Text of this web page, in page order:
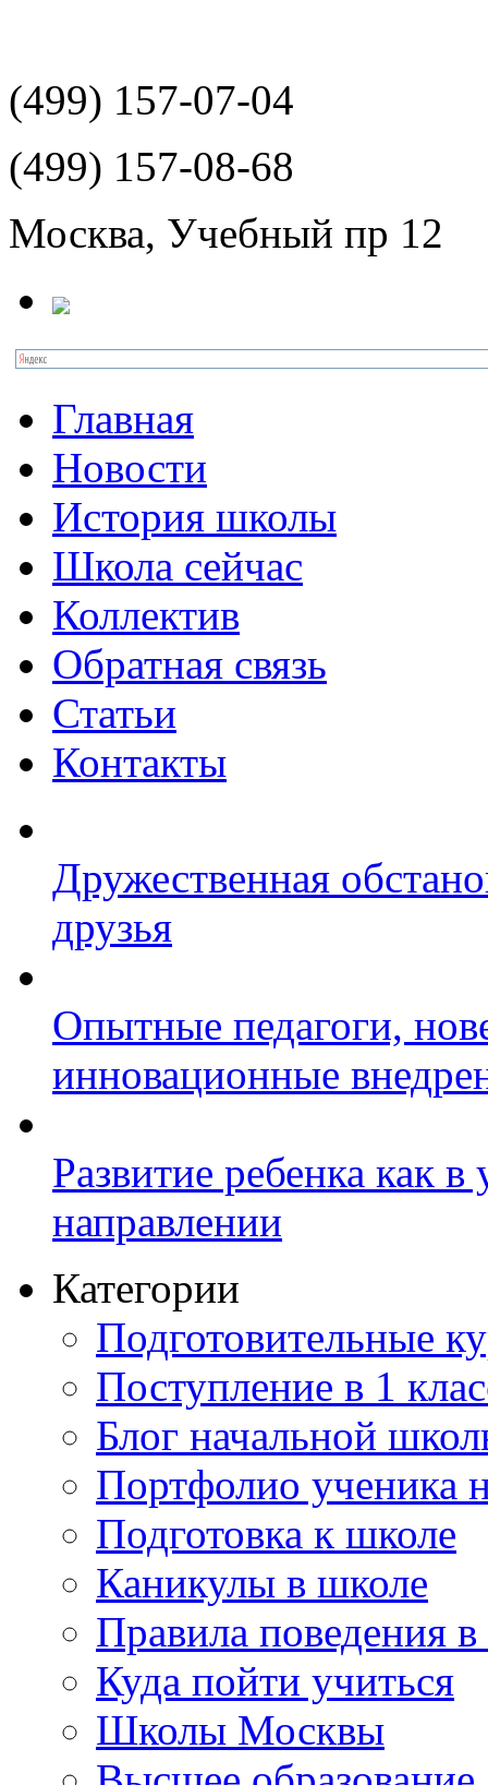
(499) 157-07-04
(499) 157-08-68
Москва, Учебный пр 12
Главная
Новости
История школы
Школа сейчас
Коллектив
Обратная связь
Статьи
Контакты
Дружественная
друзья
Опытные педагоги,
инновационные
Развитие ребенка как
направлении
Категории
Подготовительные
Поступление в 1
Блог начальной
Портфолио ученика
Подготовка к школе
Каникулы в школе
Правила поведения
Куда пойти учиться
Школы Москвы